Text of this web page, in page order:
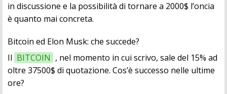
in discussione e la possibilità di tornare a 2000$ l’oncia
è quanto mai concreta.
Bitcoin ed Elon Musk: che succede?
Il BITCOIN , nel momento in cui scrivo, sale del 15% ad
oltre 37500$ di quotazione. Cos’è successo nelle ultime
ore?